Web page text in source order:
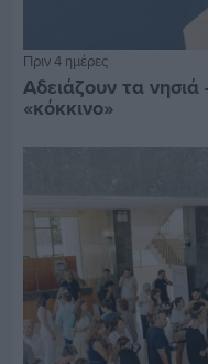
Πριν 4 ημέρες
Αδειάζουν τα
«κόκκινο»